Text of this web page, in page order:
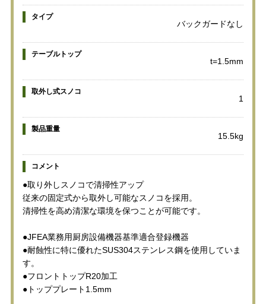
タイプ
バックガードなし
テーブルトップ
t=1.5mm
取外し式スノコ
1
製品重量
15.5kg
コメント
●取り外しスノコで清掃性アップ
従来の固定式から取外し可能なスノコを採用。
清掃性を高め清潔な環境を保つことが可能です。
●JFEA業務用厨房設備機器基準適合登録機器
●耐蝕性に特に優れたSUS304ステンレス鋼を使用していま
す。
●フロントトップR20加工
●トッププレート1.5mm